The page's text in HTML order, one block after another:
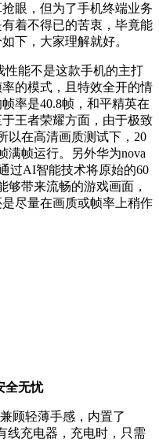
眼，但为了手机终端业务
着不得已的苦衷，毕竟能
下，大家理解就好。
性能不是这款手机的主打
的模式，且特效全开的情
率是40.8帧，和平精英在
王者荣耀方面，由于极致
以在高清画质测试下，20
满帧运行。另外华为nova
过AI智能技术将原始的60
够带来流畅的游戏画面，
尽量在画质或帧率上稍作
全无忧
顾轻薄手感，内置了
线充电器，充电时，只需